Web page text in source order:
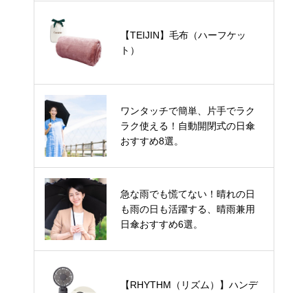
【TEIJIN】毛布（ハーフケッ
ト）
ワンタッチで簡単、片手でラク
ラク使える！自動開閉式の日傘
おすすめ8選。
急な雨でも慌てない！晴れの日
も雨の日も活躍する、晴雨兼用
日傘おすすめ6選。
【RHYTHM（リズム）】ハンデ